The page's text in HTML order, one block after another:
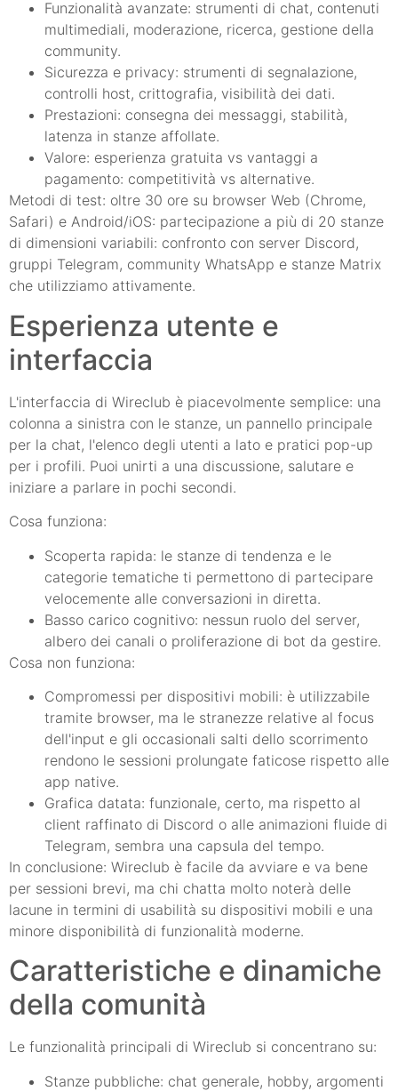
Funzionalità avanzate: strumenti di chat, contenuti
multimediali, moderazione, ricerca, gestione della
community.
Sicurezza e privacy: strumenti di segnalazione,
controlli host, crittografia, visibilità dei dati.
Prestazioni: consegna dei messaggi, stabilità,
latenza in stanze affollate.
Valore: esperienza gratuita vs vantaggi a
pagamento: competitività vs alternative.
Metodi di test: oltre 30 ore su browser Web (Chrome,
Safari) e Android/iOS: partecipazione a più di 20 stanze
di dimensioni variabili: confronto con server Discord,
gruppi Telegram, community WhatsApp e stanze Matrix
che utilizziamo attivamente.
Esperienza utente e
interfaccia
L'interfaccia di Wireclub è piacevolmente semplice: una
colonna a sinistra con le stanze, un pannello principale
per la chat, l'elenco degli utenti a lato e pratici pop-up
per i profili. Puoi unirti a una discussione, salutare e
iniziare a parlare in pochi secondi.
Cosa funziona:
Scoperta rapida: le stanze di tendenza e le
categorie tematiche ti permettono di partecipare
velocemente alle conversazioni in diretta.
Basso carico cognitivo: nessun ruolo del server,
albero dei canali o proliferazione di bot da gestire.
Cosa non funziona:
Compromessi per dispositivi mobili: è utilizzabile
tramite browser, ma le stranezze relative al focus
dell'input e gli occasionali salti dello scorrimento
rendono le sessioni prolungate faticose rispetto alle
app native.
Grafica datata: funzionale, certo, ma rispetto al
client raffinato di Discord o alle animazioni fluide di
Telegram, sembra una capsula del tempo.
In conclusione: Wireclub è facile da avviare e va bene
per sessioni brevi, ma chi chatta molto noterà delle
lacune in termini di usabilità su dispositivi mobili e una
minore disponibilità di funzionalità moderne.
Caratteristiche e dinamiche
della comunità
Le funzionalità principali di Wireclub si concentrano su:
Stanze pubbliche: chat generale, hobby, argomenti